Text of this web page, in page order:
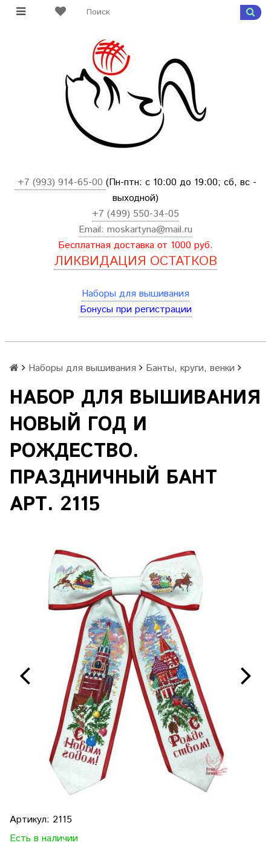
+7 (993) 914-65-00 (Пн-птн: с 10:00 до 19:00; сб, вс -
выходной)
+7 (499) 550-34-05
Email: moskartyna@mail.ru
Бесплатная доставка от 1000 руб.
ЛИКВИДАЦИЯ ОСТАТКОВ
Наборы для вышивания
Бонусы при регистрации
Наборы для вышивания Банты, круги, венки
НАБОР ДЛЯ ВЫШИВАНИЯ
НОВЫЙ ГОД И
РОЖДЕСТВО.
ПРАЗДНИЧНЫЙ БАНТ
АРТ. 2115
Артикул: 2115
Есть в наличии